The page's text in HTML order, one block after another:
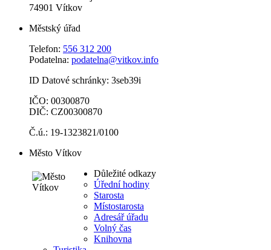
74901 Vítkov
Městský úřad
Telefon: 556 312 200
Podatelna: podatelna@vitkov.info
ID Datové schránky: 3seb39i
IČO: 00300870
DIČ: CZ00300870
Č.ú.: 19-1323821/0100
Město Vítkov
Důležité odkazy
Úřední hodiny
Starosta
Místostarosta
Adresář úřadu
Volný čas
Knihovna